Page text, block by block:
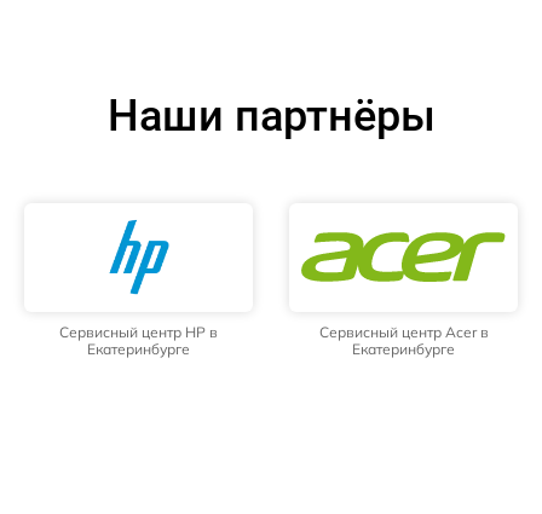
Наши партнёры
Сервисный центр HP в
Екатеринбурге
Сервисный центр Acer в
Екатеринбурге